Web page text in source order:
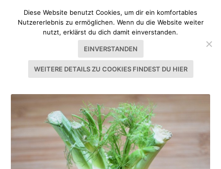
SCHLAGWORT:KÜCHENSCHÄTZE
Diese Website benutzt Cookies, um dir ein komfortables
Nutzererlebnis zu ermöglichen. Wenn du die Website weiter
nutzt, erklärst du dich damit einverstanden.
EINVERSTANDEN
WEITERE DETAILS ZU COOKIES FINDEST DU HIER